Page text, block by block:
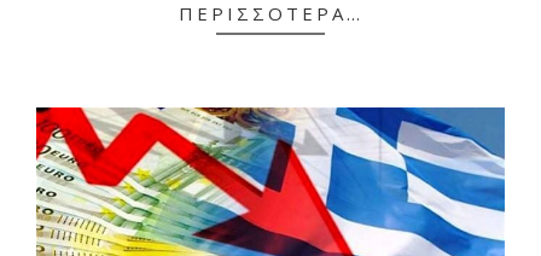
ΠΕΡΙΣΣΌΤΕΡΑ…